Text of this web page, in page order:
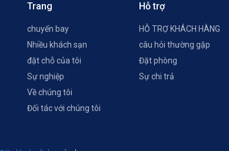
Trang
chuyến bay
Nhiều khách sạn
đặt chỗ của tôi
Sự nghiệp
Về chúng tôi
Đối tác với chúng tôi
Hỗ trợ
HỖ TRỢ KHÁCH HÀNG
câu hỏi thường gặp
Đặt phòng
Sự chi trả